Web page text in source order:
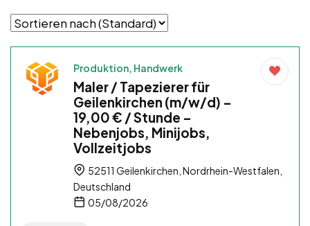
Produktion, Handwerk
Maler / Tapezierer für
Geilenkirchen (m/w/d) –
19,00 € / Stunde –
Nebenjobs, Minijobs,
Vollzeitjobs
52511 Geilenkirchen, Nordrhein-Westfalen,
Deutschland
05/08/2026